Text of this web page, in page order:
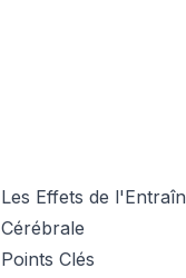
Les Effets de
Cérébrale
Points Clés